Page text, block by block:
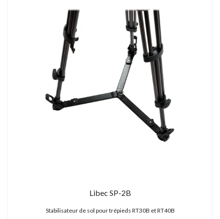
Libec SP-2B
Stabilisateur de sol pour trépieds RT30B et RT40B